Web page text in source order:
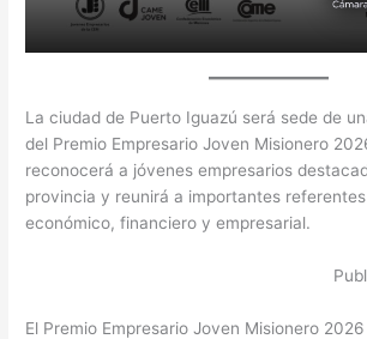
La ciudad de Puerto Iguazú será sede de
del Premio Empresario Joven Misionero
reconocerá a jóvenes empresarios
provincia y reunirá a importantes
económico, financiero y empresarial.
El Premio Empresario Joven Misionero